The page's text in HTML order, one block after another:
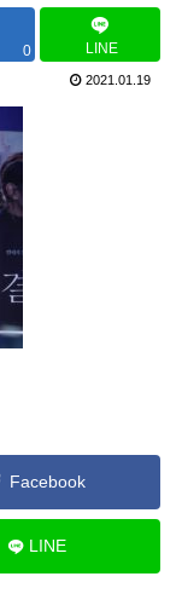
0 LINE
2021.01.19
Facebook
LINE